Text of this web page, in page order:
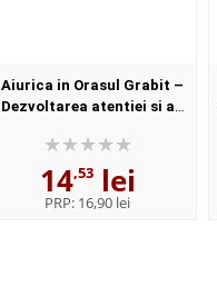
Aiurica in Orasul Grabit –
Dezvoltarea atentiei si a
Colectia ABC-ul povestilor
terapeutice...
14,53lei
PRP: 16,90 lei